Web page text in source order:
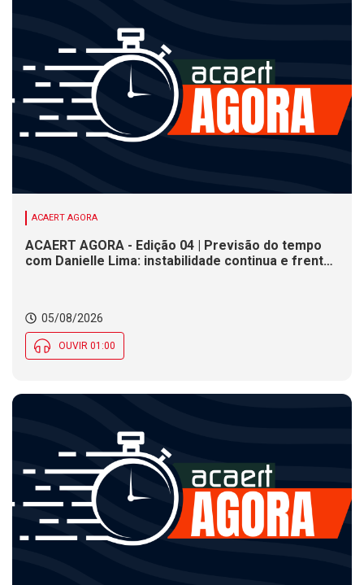
ACAERT AGORA
ACAERT AGORA - Edição 04 | Previsão do tempo
com Danielle Lima: instabilidade continua e frente
05/08/2026
OUVIR 01:00